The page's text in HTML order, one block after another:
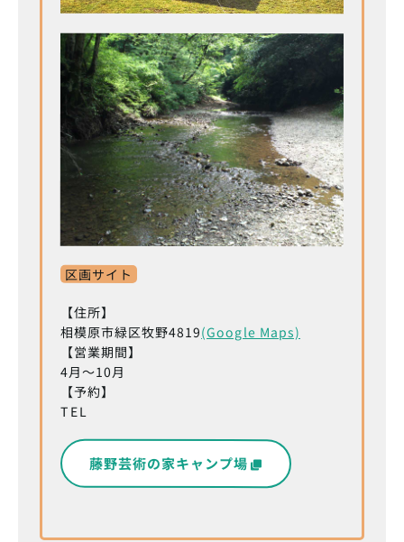
区画サイト
【住所】
相模原市緑区牧野4819(Google Maps)
【営業期間】
4月～10月
【予約】
TEL
藤野芸術の家キャンプ場